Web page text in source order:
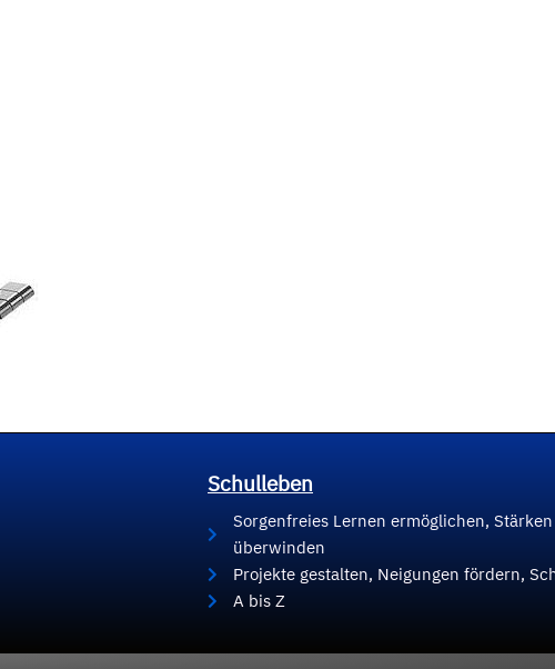
Schulleben
Sorgenfreies Lernen ermöglichen,
überwinden
Projekte gestalten, Neigungen fördern,
A bis Z